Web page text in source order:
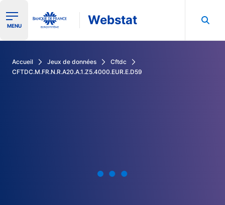
Ouvrir le menu de navigation
MENU Webstat
Accueil Jeux de données
Cftdc
CFTDC.M.FR.N.R.A20.A.1.Z5.4000.EUR.E.D59